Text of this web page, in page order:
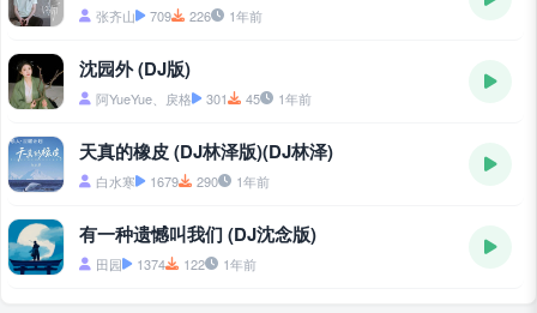
张齐山 709 226 1年前
沈园外 (DJ版)
阿YueYue、戾格 301 45 1年前
天真的橡皮 (DJ林泽版)(DJ林泽)
白水寒 1679 290 1年前
有一种遗憾叫我们 (DJ沈念版)
田园 1374 122 1年前